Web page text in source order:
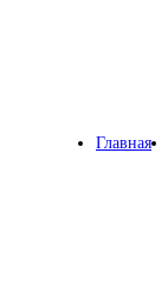
Главная